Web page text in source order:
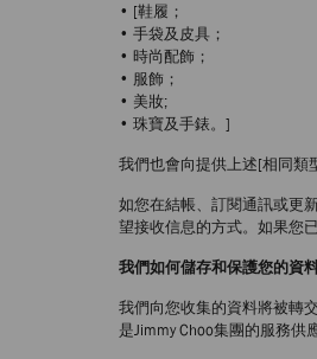
• [鞋履；
• 手袋及皮具；
• 時尚配飾；
• 服飾；
• 美妝;
• 珠寶及手錶。]
我們也會向提供上述[相同類
如您在結帳、訂閱通訊或更
望接收信息的方式。如果您
我們如何儲存和保護您的資
我們向您收集的資料將被轉
是Jimmy Choo集團的服務供